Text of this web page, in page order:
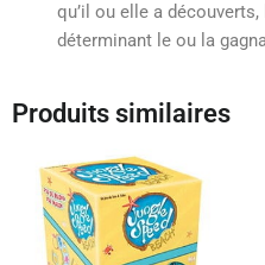
qu’il ou elle a
déterminant le ou la
Produits similaires